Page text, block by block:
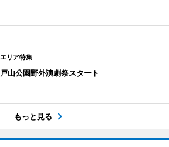
エリア特集
戸山公園野外演劇祭スタート
もっと見る